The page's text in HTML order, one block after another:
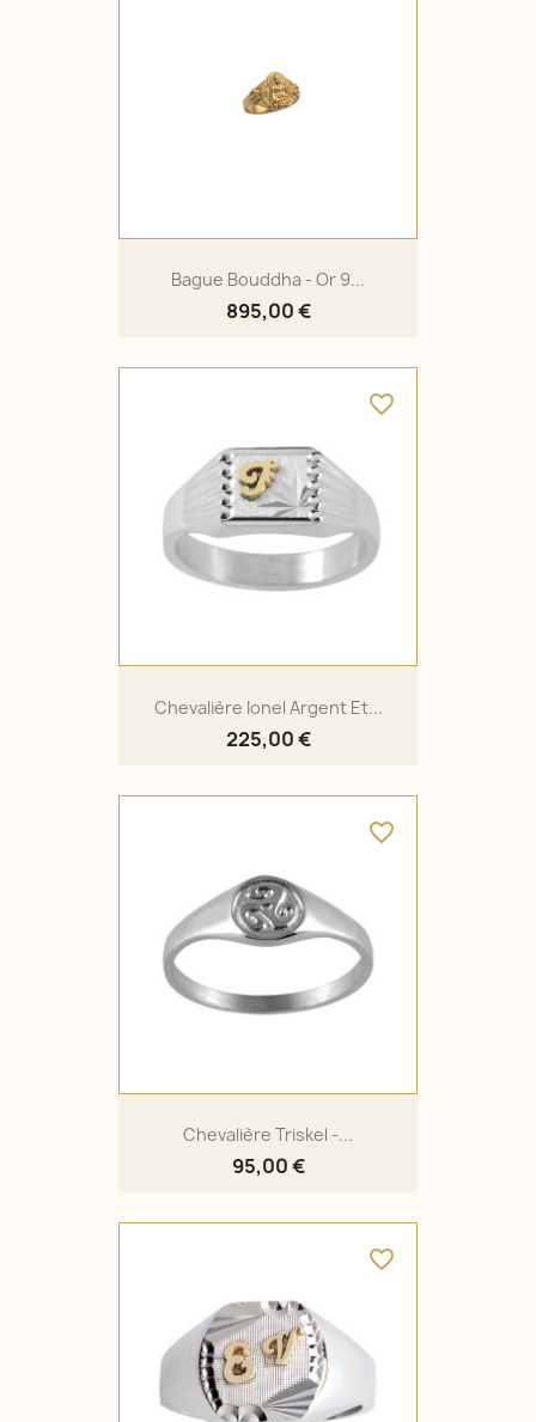
Bague Bouddha - Or 9...
895,00 €
Chevalière Ionel Argent Et...
225,00 €
favorite_border
Chevalière Triskel -...
95,00 €
favorite_border
favorite_border